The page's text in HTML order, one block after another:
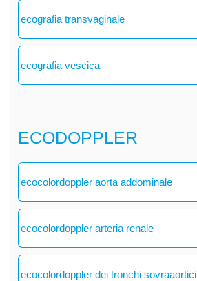
ecografia transvaginale
ecografia vescica
ECODOPPLER
ecocolordoppler aorta addominale
ecocolordoppler arteria renale
ecocolordoppler dei tronchi sovraaortici